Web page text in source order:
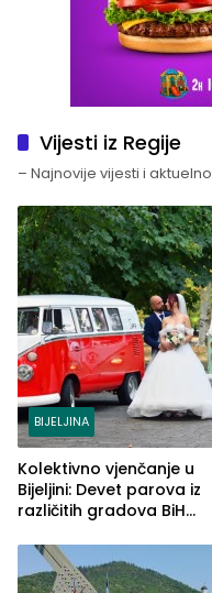
Vijesti iz Regije
– Najnovije vijesti i
BIJELJINA
Kolektivno vjenčanje u
Bijeljini: Devet parova iz
različitih gradova BiH